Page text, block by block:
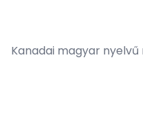
Kanadai magyar nyelvű